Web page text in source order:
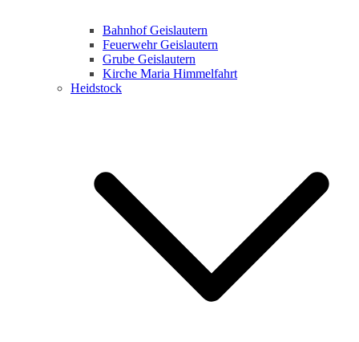
Bahnhof Geislautern
Feuerwehr Geislautern
Grube Geislautern
Kirche Maria Himmelfahrt
Heidstock